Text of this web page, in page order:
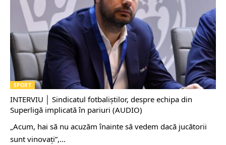
SPORT
INTERVIU │ Sindicatul fotbaliștilor, despre echipa din
Superligă implicată în pariuri (AUDIO)
„Acum, hai să nu acuzăm înainte să vedem dacă jucătorii
sunt vinovați”,…